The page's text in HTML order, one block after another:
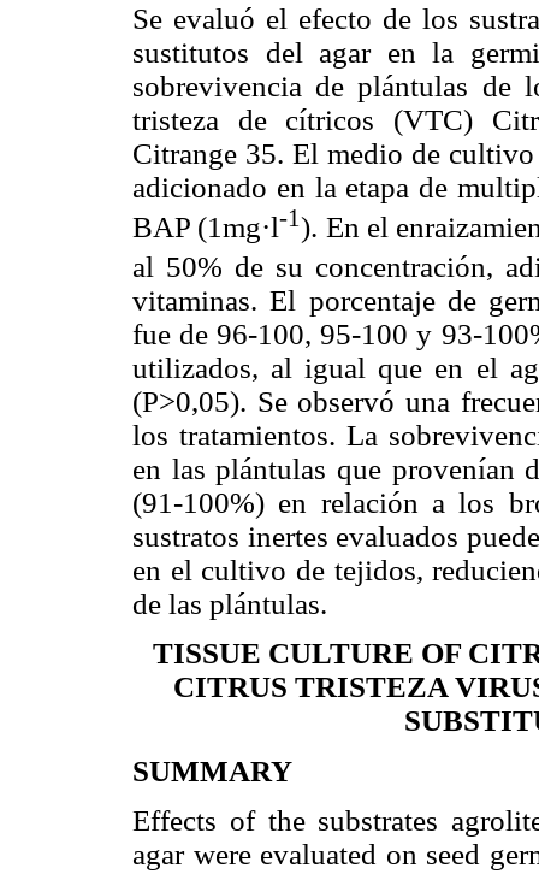
Se evaluó el efecto de los
sustitutos del agar en la
sobrevivencia de plántulas de
tristeza de cítricos (VTC)
Citrange 35. El medio de
adicionado en la etapa de
BAP (1mg·l-1). En el
al 50% de su concentración,
vitaminas. El porcentaje de
fue de 96-100, 95-100 y 93-
utilizados, al igual que en el
(P>0,05). Se observó una
los tratamientos. La
en las plántulas que provenían
(91-100%) en relación a los
sustratos inertes evaluados
en el cultivo de tejidos,
de las plántulas.
TISSUE CULTURE OF
CITRUS TRISTEZA
SUMMARY
Effects of the substrates
agar were evaluated on seed